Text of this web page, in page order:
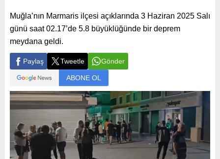
Muğla’nın Marmaris ilçesi açıklarında 3 Haziran 2025 Salı
günü saat 02.17’de 5.8 büyüklüğünde bir deprem
meydana geldi.
Paylaş Tweetle Gönder
ABONE OL